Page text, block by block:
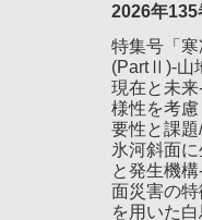
2026年135
特集号「
(PartⅡ)-山
現在と未
様性を考
要性と課
氷河斜面
と発生機
面災害の
を用いた